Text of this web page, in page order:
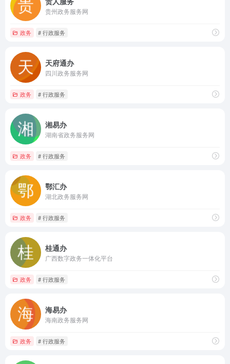
贵州政务服务网
政务 # 行政服务
天府通办
四川政务服务网
政务 # 行政服务
湘易办
湖南省政务服务网
政务 # 行政服务
鄂汇办
湖北政务服务网
政务 # 行政服务
桂通办
广西数字政务一体化平台
政务 # 行政服务
海易办
海南政务服务网
政务 # 行政服务